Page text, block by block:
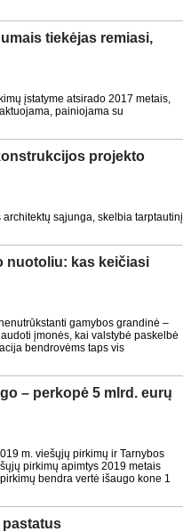
tiekėjas remiasi,
įstatyme atsirado 2017 metais,
painiojama su
projekto
sąjunga, skelbia tarptautinį
nuotoliu: kas keičiasi
gamybos grandinė –
įmonės, kai valstybė paskelbė
bendrovėms taps vis
– perkopė 5 mlrd. eurų
m. viešųjų pirkimų ir Tarnybos
pirkimų apimtys 2019 metais
bendra vertė išaugo kone 1